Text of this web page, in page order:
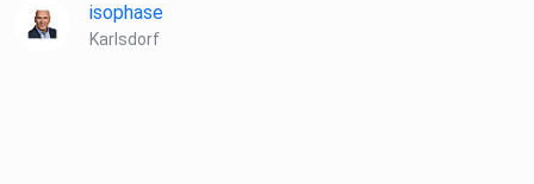
isophase
Karlsdorf